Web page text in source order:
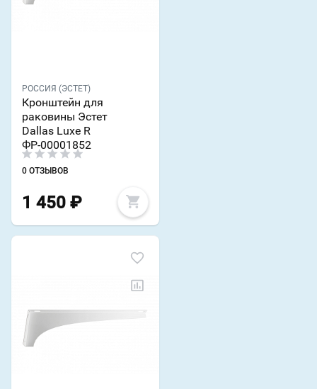
РОССИЯ (ЭСТЕТ)
Кронштейн для
раковины Эстет
Dallas Luxe R
ФР-00001852
0 ОТЗЫВОВ
1 450 ₽